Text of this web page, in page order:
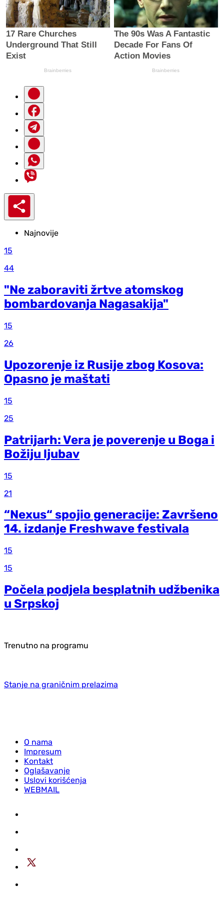
Najnovije
15
44
"Ne zaboraviti žrtve atomskog
bombardovanja Nagasakija"
15
26
Upozorenje iz Rusije zbog Kosova:
Opasno je maštati
15
25
Patrijarh: Vera je poverenje u Boga i
Božiju ljubav
15
21
“Nexus“ spojio generacije: Završeno
14. izdanje Freshwave festivala
15
15
Počela podjela besplatnih udžbenika
u Srpskoj
Trenutno na programu
Stanje na graničnim prelazima
O nama
Impresum
Kontakt
Oglašavanje
Uslovi korišćenja
WEBMAIL